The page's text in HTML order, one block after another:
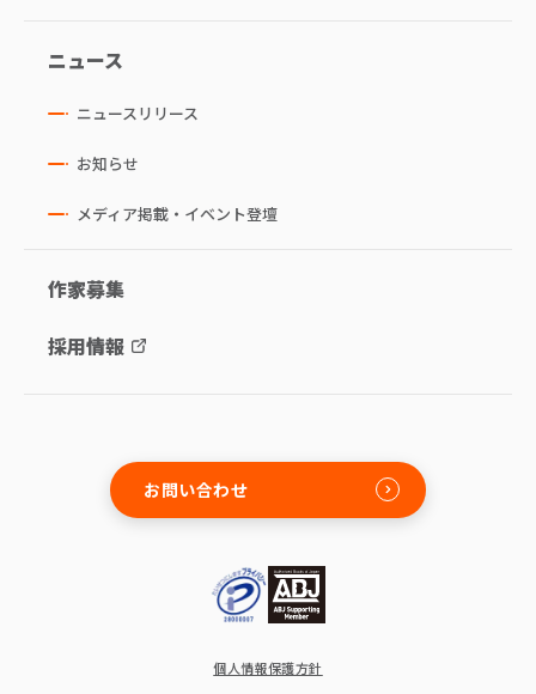
ニュース
ニュースリリース
お知らせ
メディア掲載・イベント登壇
作家募集
採用情報
お問い合わせ
個人情報保護方針